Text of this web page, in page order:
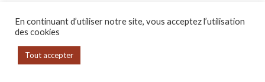
En continuant d’utiliser notre site, vous acceptez l’utilisation
des cookies
Tout accepter